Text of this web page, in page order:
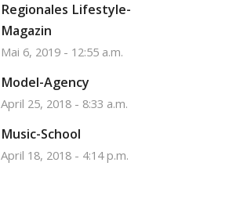
Regionales Lifestyle-
Magazin
Mai 6, 2019 - 12:55 a.m.
Model-Agency
April 25, 2018 - 8:33 a.m.
Music-School
April 18, 2018 - 4:14 p.m.